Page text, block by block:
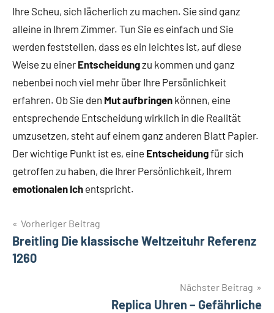
Ihre Scheu, sich lächerlich zu machen. Sie sind ganz
alleine in Ihrem Zimmer. Tun Sie es einfach und Sie
werden feststellen, dass es ein leichtes ist, auf diese
Weise zu einer Entscheidungzu kommen und ganz
nebenbei noch viel mehr über Ihre Persönlichkeit
erfahren. Ob Sie den Mut aufbringen können, eine
entsprechende Entscheidung wirklich in die Realität
umzusetzen, steht auf einem ganz anderen Blatt Papier.
Der wichtige Punkt ist es, eine Entscheidungfür sich
getroffen zu haben, die Ihrer Persönlichkeit, Ihrem
emotionalen Ich entspricht.
Beitragsnavigation
Vorheriger Beitrag
Breitling Die klassische Weltzeituhr Referenz
1260
Nächster Beitrag
Replica Uhren – Gefährliche